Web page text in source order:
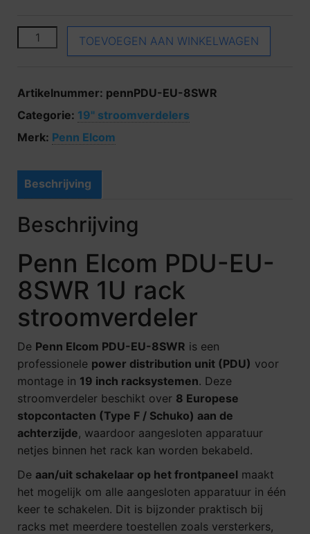
Penn Elcom PDU-EU-8SWR aantal
TOEVOEGEN AAN WINKELWAGEN
Artikelnummer: pennPDU-EU-8SWR
Categorie: 19" stroomverdelers
Merk: Penn Elcom
Beschrijving
Beschrijving
Penn Elcom PDU-EU-
8SWR 1U rack
stroomverdeler
De Penn Elcom PDU-EU-8SWR is een
professionele power distribution unit (PDU) voor
montage in 19 inch racksystemen. Deze
stroomverdeler beschikt over 8 Europese
stopcontacten (Type F / Schuko) aan de
achterzijde, waardoor aangesloten apparatuur
netjes binnen het rack kan worden bekabeld.
De aan/uit schakelaar op het frontpaneel maakt
het mogelijk om alle aangesloten apparatuur in één
keer te schakelen. Dit is bijzonder praktisch bij
racks met meerdere toestellen zoals versterkers,